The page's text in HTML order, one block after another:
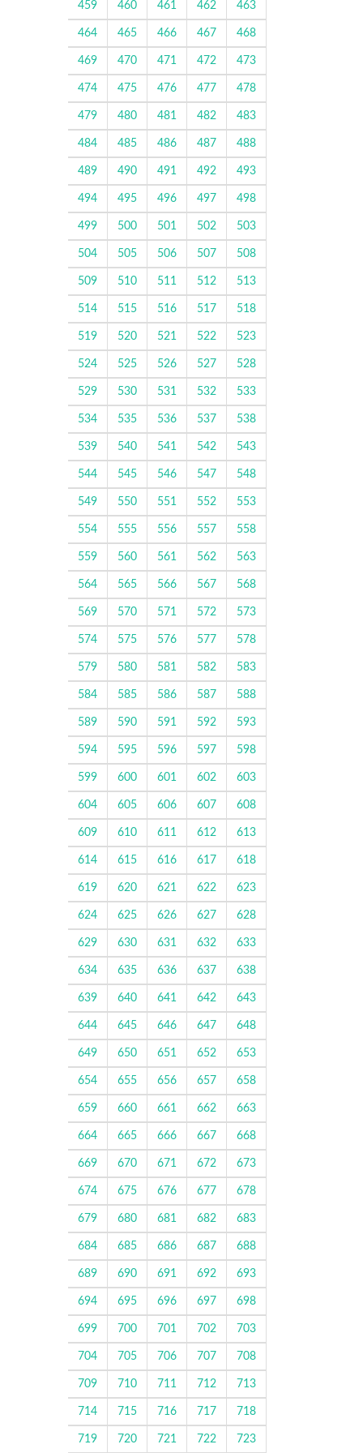
459 460 461 462 463
464 465 466 467 468
469 470 471 472 473
474 475 476 477 478
479 480 481 482 483
484 485 486 487 488
489 490 491 492 493
494 495 496 497 498
499 500 501 502 503
504 505 506 507 508
509 510 511 512 513
514 515 516 517 518
519 520 521 522 523
524 525 526 527 528
529 530 531 532 533
534 535 536 537 538
539 540 541 542 543
544 545 546 547 548
549 550 551 552 553
554 555 556 557 558
559 560 561 562 563
564 565 566 567 568
569 570 571 572 573
574 575 576 577 578
579 580 581 582 583
584 585 586 587 588
589 590 591 592 593
594 595 596 597 598
599 600 601 602 603
604 605 606 607 608
609 610 611 612 613
614 615 616 617 618
619 620 621 622 623
624 625 626 627 628
629 630 631 632 633
634 635 636 637 638
639 640 641 642 643
644 645 646 647 648
649 650 651 652 653
654 655 656 657 658
659 660 661 662 663
664 665 666 667 668
669 670 671 672 673
674 675 676 677 678
679 680 681 682 683
684 685 686 687 688
689 690 691 692 693
694 695 696 697 698
699 700 701 702 703
704 705 706 707 708
709 710 711 712 713
714 715 716 717 718
719 720 721 722 723